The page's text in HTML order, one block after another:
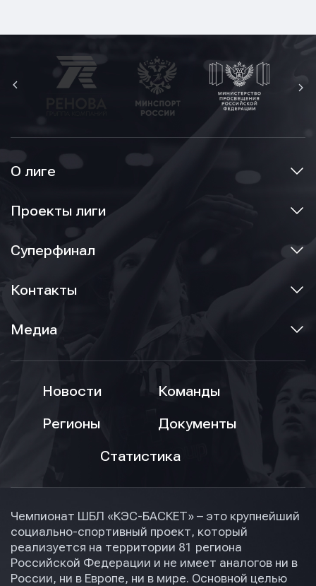
О лиге
Проекты лиги
Суперфинал
Контакты
Медиа
Новости
Команды
Регионы
Документы
Статистика
Чемпионат ШБЛ «КЭС-БАСКЕТ» – это крупнейший
социально-спортивный проект, который
реализуется на территории 81 региона
Российской Федерации и не имеет аналогов ни в
России, ни в Европе, ни в мире. Основной целью